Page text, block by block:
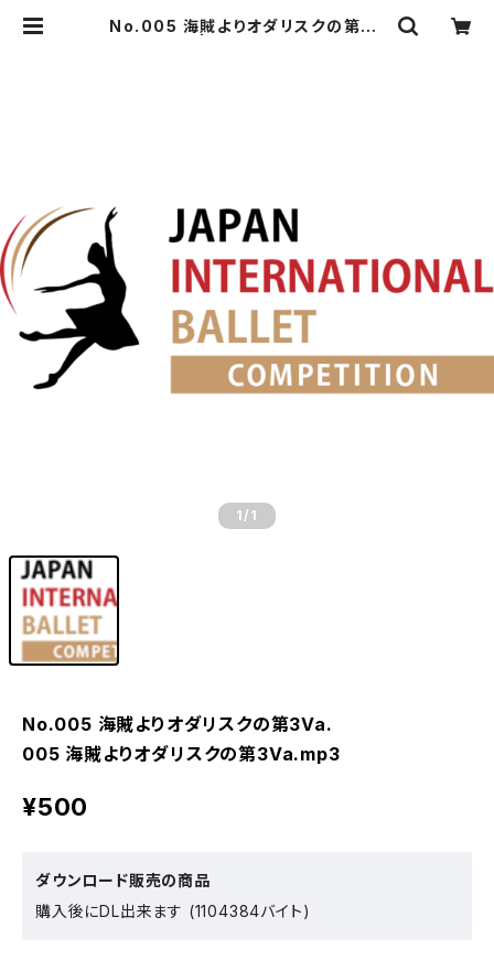
No.005 海賊よりオダリスクの第3V
1 /1
No.005 海賊よりオダリスクの第3Va.
005 海賊よりオダリスクの第3Va.mp3
¥500
ダウンロード販売の商品
購入後にDL出来ます (1104384バイト)